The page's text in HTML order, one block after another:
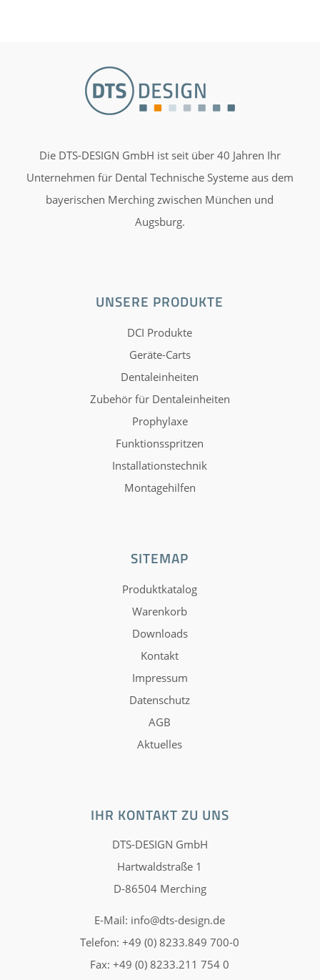
Die DTS-DESIGN GmbH ist seit über 40 Jahren Ihr
Unternehmen für Dental Technische Systeme aus dem
bayerischen Merching zwischen München und
Augsburg.
UNSERE PRODUKTE
DCI Produkte
Geräte-Carts
Dentaleinheiten
Zubehör für Dentaleinheiten
Prophylaxe
Funktionsspritzen
Installationstechnik
Montagehilfen
SITEMAP
Produktkatalog
Warenkorb
Downloads
Kontakt
Impressum
Datenschutz
AGB
Aktuelles
IHR KONTAKT ZU UNS
DTS-DESIGN GmbH
Hartwaldstraße 1
D-86504 Merching
E-Mail: info@dts-design.de
Telefon: +49 (0) 8233.849 700-0
Fax: +49 (0) 8233.211 754 0